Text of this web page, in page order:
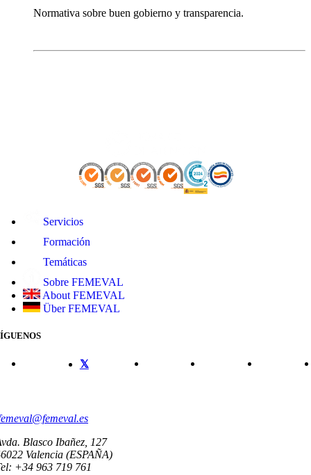
Normativa sobre buen gobierno y transparencia.
Servicios
Formación
Temáticas
Sobre FEMEVAL
About FEMEVAL
Über FEMEVAL
Blasco Ibañez, 127
Valencia (ESPAÑA)
+34 963 719 761